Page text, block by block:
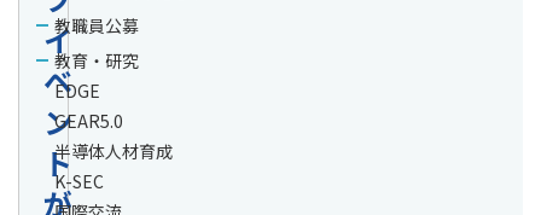
イ
ベ
ン
ト
が
教職員公募
教育・研究
EDGE
GEAR5.0
半導体人材育成
K-SEC